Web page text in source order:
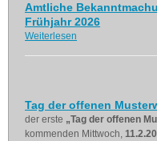
Amtliche
Frühjahr 2026
Weiterlesen
Tag der offenen
der erste „Tag der offenen
kommenden Mittwoch,